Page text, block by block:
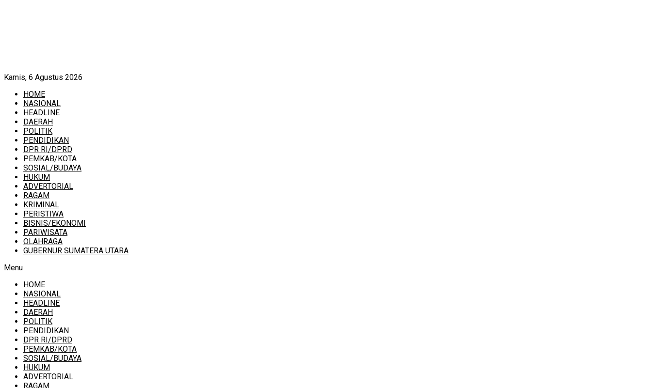
Kamis, 6 Agustus 2026
HOME
NASIONAL
HEADLINE
DAERAH
POLITIK
PENDIDIKAN
DPR RI/DPRD
PEMKAB/KOTA
SOSIAL/BUDAYA
HUKUM
ADVERTORIAL
RAGAM
KRIMINAL
PERISTIWA
BISNIS/EKONOMI
PARIWISATA
OLAHRAGA
GUBERNUR SUMATERA UTARA
Menu
HOME
NASIONAL
HEADLINE
DAERAH
POLITIK
PENDIDIKAN
DPR RI/DPRD
PEMKAB/KOTA
SOSIAL/BUDAYA
HUKUM
ADVERTORIAL
RAGAM